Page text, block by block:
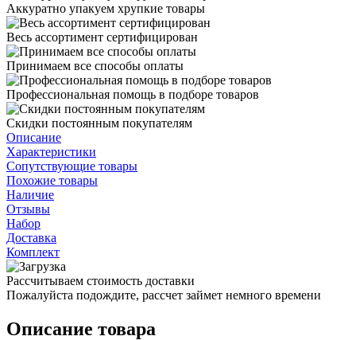
Аккуратно упакуем хрупкие товары
Весь ассортимент сертифицирован
Принимаем все способы оплаты
Профессиональная помощь в подборе товаров
Скидки постоянным покупателям
Описание
Характеристики
Сопутствующие товары
Похожие товары
Наличие
Отзывы
Набор
Доставка
Комплект
Рассчитываем стоимость доставки
Пожалуйста подождите, рассчет займет немного времени
Описание товара